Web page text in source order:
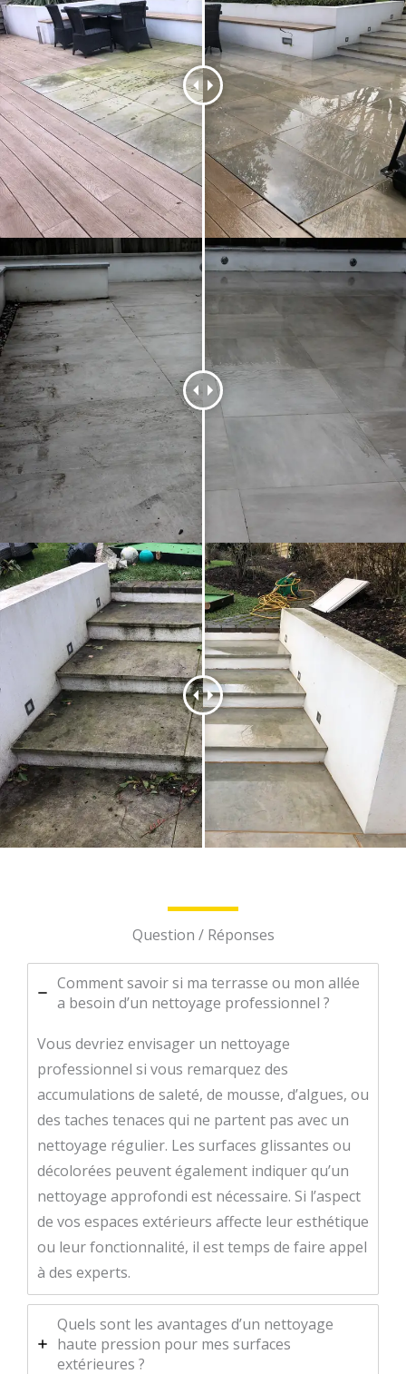
Question / Réponses
Comment savoir si ma terrasse ou mon allée
a besoin d’un nettoyage professionnel ?
Vous devriez envisager un nettoyage
professionnel si vous remarquez des
accumulations de saleté, de mousse, d’algues, ou
des taches tenaces qui ne partent pas avec un
nettoyage régulier. Les surfaces glissantes ou
décolorées peuvent également indiquer qu’un
nettoyage approfondi est nécessaire. Si l’aspect
de vos espaces extérieurs affecte leur esthétique
ou leur fonctionnalité, il est temps de faire appel
à des experts.
Quels sont les avantages d’un nettoyage
haute pression pour mes surfaces
extérieures ?